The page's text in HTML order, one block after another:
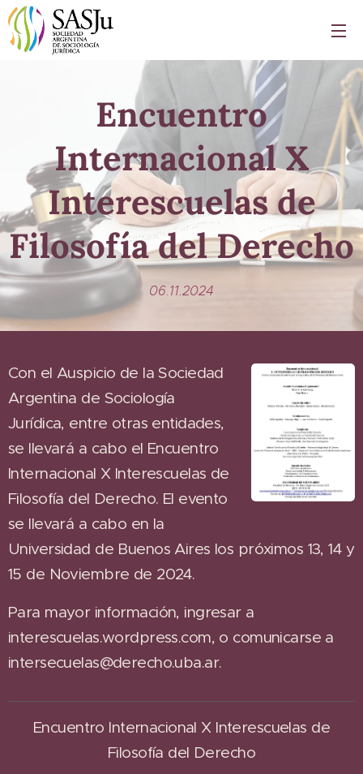
Encuentro
Internacional X
Interescuelas de
Filosofía del Derecho
06.11.2024
Con el Auspicio de la Sociedad
Argentina de Sociología
Jurídica, entre otras entidades,
se llevará a cabo el Encuentro
Internacional X Interescuelas de
Filosofía del Derecho. El evento
se llevará a cabo en la
Universidad de Buenos Aires los próximos 13, 14 y
15 de Noviembre de 2024.
Para mayor información, ingresar a
interescuelas.wordpress.com, o comunicarse a
intersecuelas@derecho.uba.ar.
Encuentro Internacional X Interescuelas de
Filosofía del Derecho